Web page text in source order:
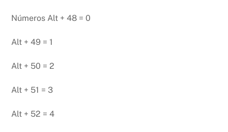
Números Alt + 48 = 0
Alt + 49 = 1
Alt + 50 = 2
Alt + 51 = 3
Alt + 52 = 4